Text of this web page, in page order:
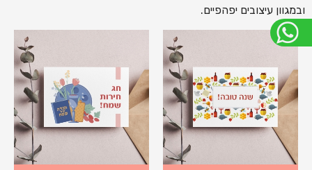
ובמגוון עיצובים יפהפיים.